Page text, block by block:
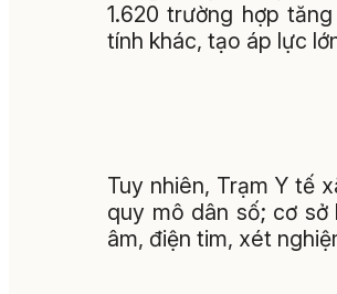
1.620 trường hợp
tính khác, tạo áp lực
Tuy nhiên, Trạm Y tế
quy mô dân số; cơ
âm, điện tim, xét